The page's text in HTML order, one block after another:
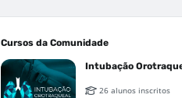
Cursos da Comunidade
26 alunos inscritos